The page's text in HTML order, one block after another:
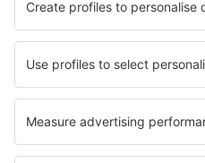
Hoteluri în Dorpen Hoteluri
Hoteluri Ciego De Avila